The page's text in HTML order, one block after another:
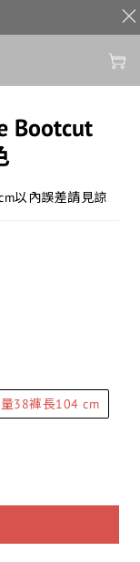
Bootcut
以內誤差請見諒
38褲長104 cm